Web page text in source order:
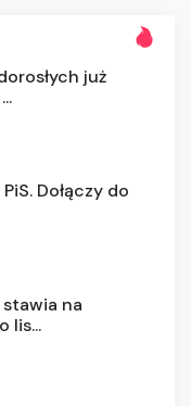
już
Dołączy do
stawia na
lis...